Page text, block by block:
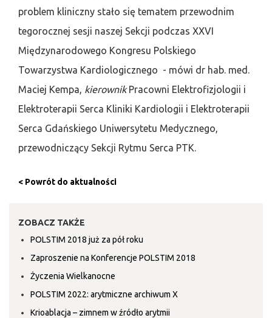
problem kliniczny stało się tematem przewodnim
tegorocznej sesji naszej Sekcji podczas XXVI
Międzynarodowego Kongresu Polskiego
Towarzystwa Kardiologicznego - mówi dr hab. med.
Maciej Kempa, kierownikPracowni Elektrofizjologii i
Elektroterapii Serca Kliniki Kardiologii i Elektroterapii
Serca Gdańskiego Uniwersytetu Medycznego,
przewodniczący Sekcji Rytmu Serca PTK.
< Powrót do aktualności
ZOBACZ TAKŻE
POLSTIM 2018 już za pół roku
Zaproszenie na Konferencje POLSTIM 2018
Życzenia Wielkanocne
POLSTIM 2022: arytmiczne archiwum X
Krioablacja – zimnem w źródło arytmii